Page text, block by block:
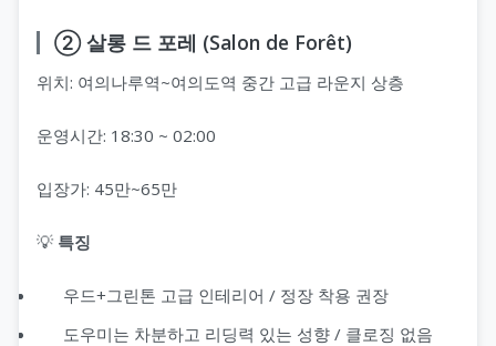
② 살롱 드 포레 (Salon de Forêt)
위치: 여의나루역~여의도역 중간 고급 라운지 상층
운영시간: 18:30 ~ 02:00
입장가: 45만~65만
💡 특징
우드+그린톤 고급 인테리어 / 정장 착용 권장
도우미는 차분하고 리딩력 있는 성향 / 클로징 없음